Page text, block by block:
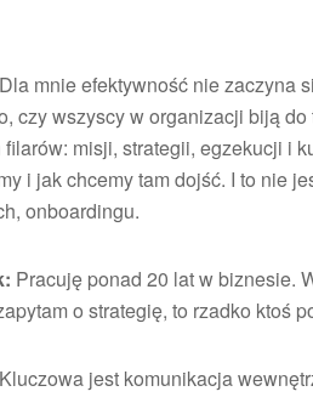
Dla mnie efektywność nie zaczyna
czy wszyscy w organizacji biją
misji, strategii, egzekucji i
i jak chcemy tam dojść. I to nie
onboardingu.
Pracuję ponad 20 lat w biznesie.
o strategię, to rzadko ktoś
Kluczowa jest komunikacja